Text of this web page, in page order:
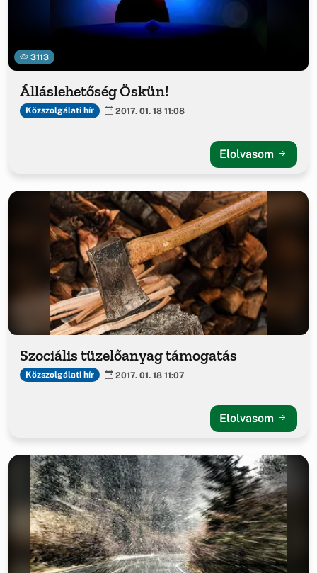
3113
Álláslehetőség Öskün!
Közszolgálati hír 2017. 01. 18 11:08
Elolvasom
Szociális tüzelőanyag támogatás
Közszolgálati hír 2017. 01. 18 11:07
Elolvasom